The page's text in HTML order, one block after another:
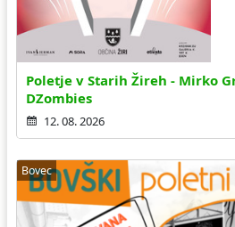
Poletje v Starih Žireh - Mirko
DZombies
12. 08. 2026
Bovec